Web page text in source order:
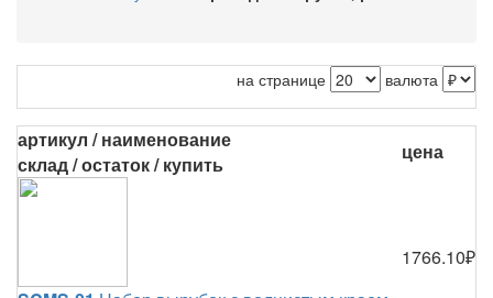
на странице валюта
артикул / наименование
склад / остаток / купить
цена
1766.10₽